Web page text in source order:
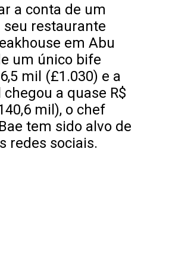
a conta de um
restaurante
em Abu
um único bife
mil (£1.030) e a
a quase R$
mil), o chef
tem sido alvo de
redes sociais.